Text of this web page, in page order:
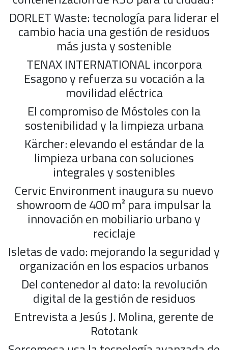
DORLET Waste: tecnología para liderar el
cambio hacia una gestión de residuos
más justa y sostenible
TENAX INTERNATIONAL incorpora
Esagono y refuerza su vocación a la
movilidad eléctrica
El compromiso de Móstoles con la
sostenibilidad y la limpieza urbana
Kärcher: elevando el estándar de la
limpieza urbana con soluciones
integrales y sostenibles
Cervic Environment inaugura su nuevo
showroom de 400 m² para impulsar la
innovación en mobiliario urbano y
reciclaje
Isletas de vado: mejorando la seguridad y
organización en los espacios urbanos
Del contenedor al dato: la revolución
digital de la gestión de residuos
Entrevista a Jesús J. Molina, gerente de
Rototank